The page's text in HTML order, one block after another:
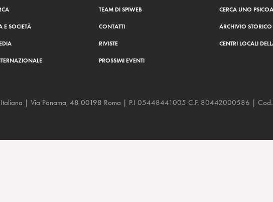
E SOCIETÀ
TEAM DI SPIWEB
CONTATTI
RIVISTE
PROSSIMI EVENTI
CERCA UNO
ARCHIVIO STORICO
CENTRI LOCALI
Italiana | Via Panama, 48 00198 Roma | P.I 05448441005 C.F. 80442000586 |